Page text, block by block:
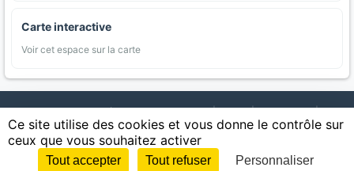
Carte interactive
Voir cet espace sur la carte
AgriMap — Données agricoles ouvertes | Carte | Communes |
Appellations | Regions | Cultures | Zones protégées | Forets |
Littoral | Espaces naturels | Statistiques
| Confidentialite | CGU | CGV Cookies
Ce site utilise des cookies et vous donne le contrôle sur
ceux que vous souhaitez activer
Tout accepter Tout refuser Personnaliser